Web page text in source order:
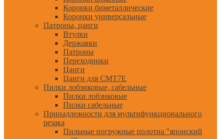
Коронки биметаллические
Коронки универсальные
Патроны, цанги
Втулки
Державки
Патроны
Переходники
Цанги
Цанги для CMT7E
Пилки лобзиковые, сабельные
Пилки лобзиковые
Пилки сабельные
Принадлежности для мультифункционального
резака
Пильные погружные полотна "японский